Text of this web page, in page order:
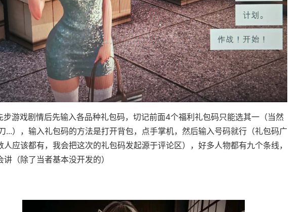
游戏剧情后先输入各品种礼包码，切记前面4个福利礼包码只能选其一（当然
...），输入礼包码的方法是打开背包，点手掌机，然后输入号码就行（礼包码广
人应该都有，我会把这次的礼包码发起源于评论区），好多人物都有九个条线，
讲（除了当者基本没开发的）